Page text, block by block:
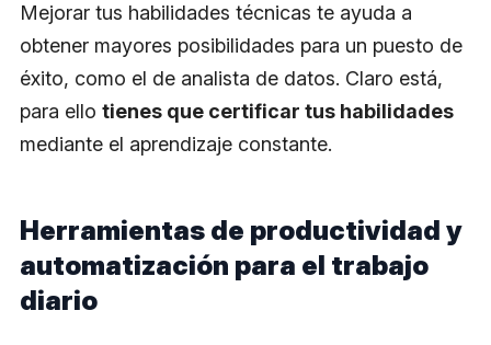
Mejorar tus habilidades técnicas te ayuda a
obtener mayores posibilidades para un puesto de
éxito, como el de analista de datos. Claro está,
para ello tienes que certificar tus habilidades
mediante el aprendizaje constante.
Herramientas de productividad y
automatización para el trabajo
diario